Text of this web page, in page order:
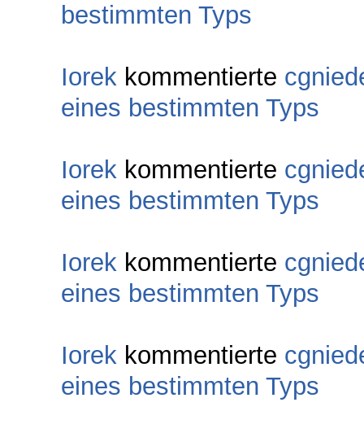
bestimmten Typs
Iorek kommentierte
eines bestimmten Typs
Iorek kommentierte
eines bestimmten Typs
Iorek kommentierte
eines bestimmten Typs
Iorek kommentierte
eines bestimmten Typs